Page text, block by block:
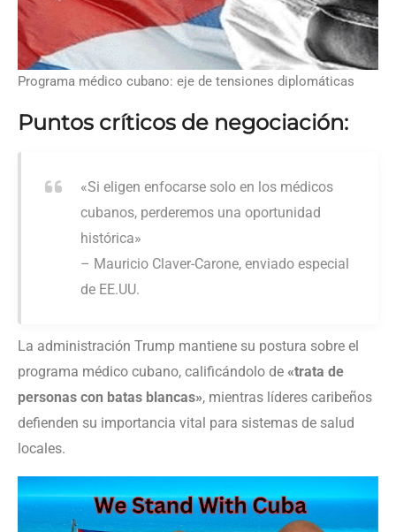
Programa médico cubano: eje de tensiones diplomáticas
Puntos críticos de negociación:
«Si eligen enfocarse solo en los médicos
cubanos, perderemos una oportunidad
histórica»
– Mauricio Claver-Carone, enviado especial
de EE.UU.
La administración Trump mantiene su postura sobre el
programa médico cubano, calificándolo de «trata de
personas con batas blancas», mientras líderes caribeños
defienden su importancia vital para sistemas de salud
locales.